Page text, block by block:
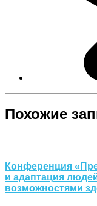
Похожие
Конференция
и адаптация
возможностями